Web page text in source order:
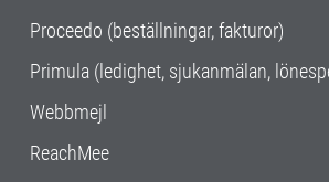
Proceedo (beställningar, fakturor)
Primula (ledighet, sjukanmälan,
Webbmejl
ReachMee